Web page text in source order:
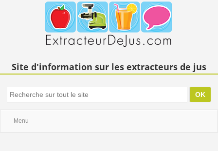
Site d'information sur les extracteurs de jus
Menu